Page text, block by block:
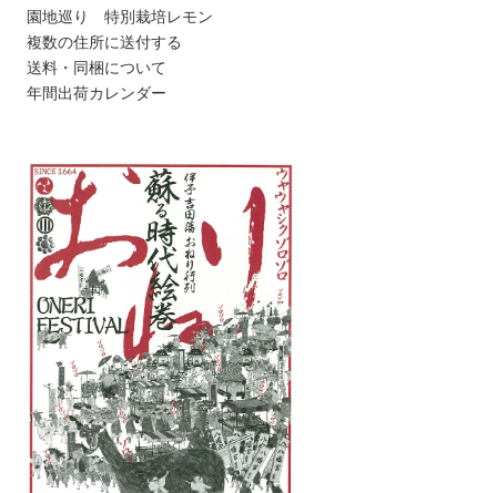
園地巡り 特別栽培レモン
複数の住所に送付する
送料・同梱について
年間出荷カレンダー